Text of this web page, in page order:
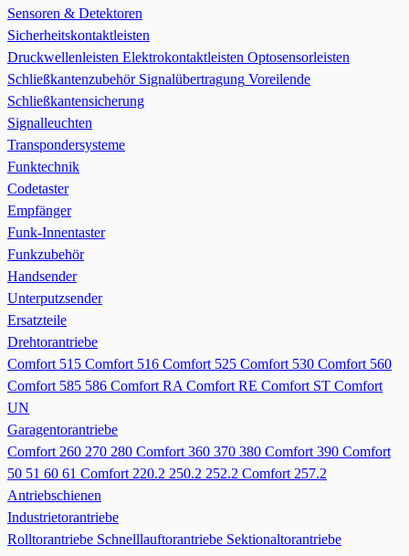
Sensoren & Detektoren
Sicherheitskontaktleisten
Druckwellenleisten Elektrokontaktleisten Optosensorleisten
Schließkantenzubehör Signalübertragung Voreilende
Schließkantensicherung
Signalleuchten
Transpondersysteme
Funktechnik
Codetaster
Empfänger
Funk-Innentaster
Funkzubehör
Handsender
Unterputzsender
Ersatzteile
Drehtorantriebe
Comfort 515 Comfort 516 Comfort 525 Comfort 530 Comfort 560
Comfort 585 586 Comfort RA Comfort RE Comfort ST Comfort
UN
Garagentorantriebe
Comfort 260 270 280 Comfort 360 370 380 Comfort 390 Comfort
50 51 60 61 Comfort 220.2 250.2 252.2 Comfort 257.2
Antriebschienen
Industrietorantriebe
Rolltorantriebe Schnelllauftorantriebe Sektionaltorantriebe